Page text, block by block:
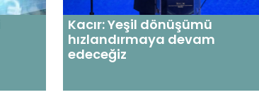
Kacır: Yeşil dönüşümü
hızlandırmaya devam
edeceğiz